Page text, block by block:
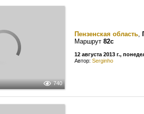
740
Пензенская область,
Маршрут 82с
12 августа 2013 г.,
Автор: Serginho